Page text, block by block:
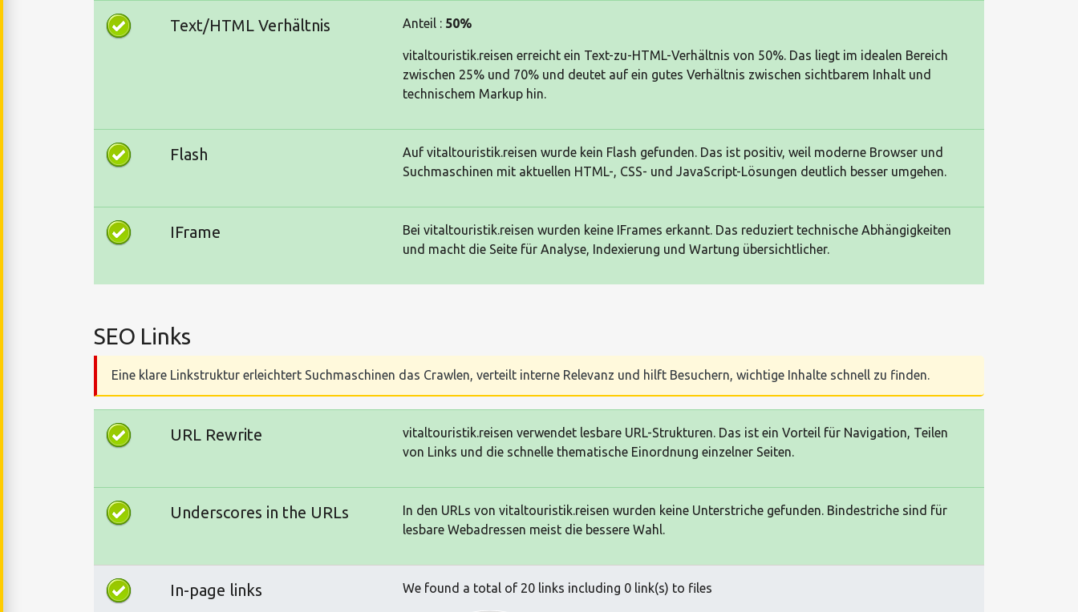
Text/HTML Verhältnis Anteil : 50%
vitaltouristik.reisen erreicht ein Text-zu-HTML-Verhältnis von 50%. Das liegt im idealen Bereich
zwischen 25% und 70% und deutet auf ein gutes Verhältnis zwischen sichtbarem Inhalt und
technischem Markup hin.
Flash
Auf vitaltouristik.reisen wurde kein Flash gefunden. Das ist positiv, weil moderne Browser und
Suchmaschinen mit aktuellen HTML-, CSS- und JavaScript-Lösungen deutlich besser umgehen.
IFrame
Bei vitaltouristik.reisen wurden keine IFrames erkannt. Das reduziert technische Abhängigkeiten
und macht die Seite für Analyse, Indexierung und Wartung übersichtlicher.
SEO Links
Eine klare Linkstruktur erleichtert Suchmaschinen das Crawlen, verteilt interne Relevanz und hilft Besuchern, wichtige Inhalte schnell zu finden.
URL Rewrite
vitaltouristik.reisen verwendet lesbare URL-Strukturen. Das ist ein Vorteil für Navigation, Teilen
von Links und die schnelle thematische Einordnung einzelner Seiten.
Underscores in the URLs
In den URLs von vitaltouristik.reisen wurden keine Unterstriche gefunden. Bindestriche sind für
lesbare Webadressen meist die bessere Wahl.
In-page links We found a total of 20 links including 0 link(s) to files